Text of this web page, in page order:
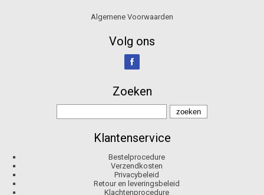
Algemene Voorwaarden
Volg ons
Zoeken
Klantenservice
Bestelprocedure
Verzendkosten
Privacybeleid
Retour en leveringsbeleid
Klachtenprocedure